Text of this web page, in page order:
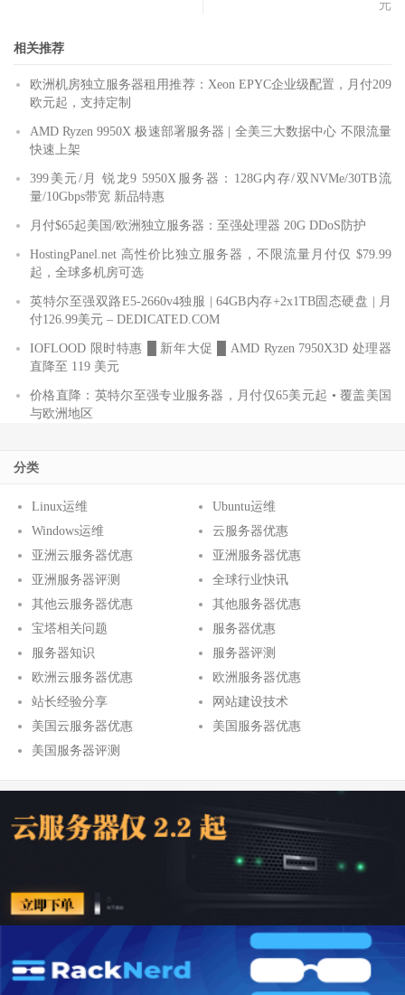
元
相关推荐
欧洲机房独立服务器租用推荐：Xeon EPYC企业级配置，月付209
欧元起，支持定制
AMD Ryzen 9950X 极速部署服务器 | 全美三大数据中心 不限流量
快速上架
399美元/月 锐龙9 5950X服务器：128G内存/双NVMe/30TB流
量/10Gbps带宽 新品特惠
月付$65起美国/欧洲独立服务器：至强处理器 20G DDoS防护
HostingPanel.net 高性价比独立服务器，不限流量月付仅 $79.99
起，全球多机房可选
英特尔至强双路E5-2660v4独服 | 64GB内存+2x1TB固态硬盘 | 月
付126.99美元 – DEDICATED.COM
IOFLOOD 限时特惠 █ 新年大促 █ AMD Ryzen 7950X3D 处理器
直降至 119 美元
价格直降：英特尔至强专业服务器，月付仅65美元起 • 覆盖美国
与欧洲地区
分类
Linux运维
Ubuntu运维
Windows运维
云服务器优惠
亚洲云服务器优惠
亚洲服务器优惠
亚洲服务器评测
全球行业快讯
其他云服务器优惠
其他服务器优惠
宝塔相关问题
服务器优惠
服务器知识
服务器评测
欧洲云服务器优惠
欧洲服务器优惠
站长经验分享
网站建设技术
美国云服务器优惠
美国服务器优惠
美国服务器评测